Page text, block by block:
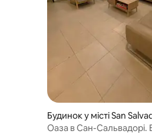
Будинок у місті San
Оаза в Сан-Сальвадорі.